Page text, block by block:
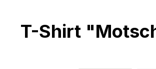
T-Shirt